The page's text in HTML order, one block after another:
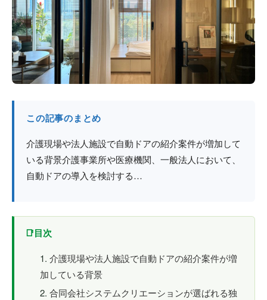
茨城
栃木
関西エリア
用語集
コラム
最新情報
法人のお客様へ
この記事のまとめ
介護現場や法人施設で自動ドアの紹介案件が増加して
いる背景介護事業所や医療機関、一般法人において、
自動ドアの導入を検討する…
目次
介護現場や法人施設で自動ドアの紹介案件が増
加している背景
合同会社システムクリエーションが選ばれる独